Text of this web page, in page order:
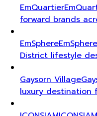
EmQuartier
forward brands
EmSphere
District lifestyle
Gaysorn Village
luxury destination